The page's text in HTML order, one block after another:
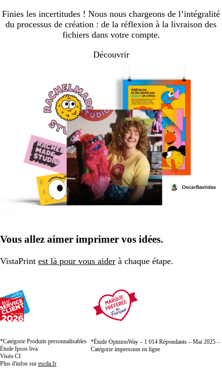
Finies les incertitudes ! Nous nous chargeons de l’intégralité
du processus de création : de la réflexion à la livraison des
fichiers dans votre compte.
Découvrir
Vous allez aimer imprimer vos idées.
VistaPrint est là pour vous aider à chaque étape.
*Catégorie Produits personnalisables
Étude Ipsos bva
Viséo CI
Plus d'infos sur escda.fr
*Étude OpinionWay – 1 014 Répondants – Mai 2025 –
Catégorie impression en ligne